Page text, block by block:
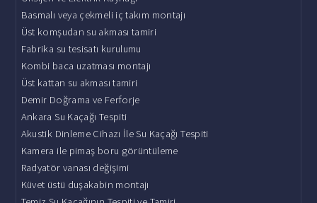
Basmalı veya çekmeli iç takım montajı
Üst komşudan su akması tamiri
Fabrika su tesisatı kurulumu
Kombi baca uzatması montajı
Üst kattan su akması tamiri
Demir Doğrama ve Ferforje
Ankara Su Kaçağı Tespiti
Akustik Dinleme Cihazı İle Su Kaçağı Tespiti
Kamera ile pimaş boru görüntüleme
Radyatör vanası değişimi
Küvet üstü duşakabin montajı